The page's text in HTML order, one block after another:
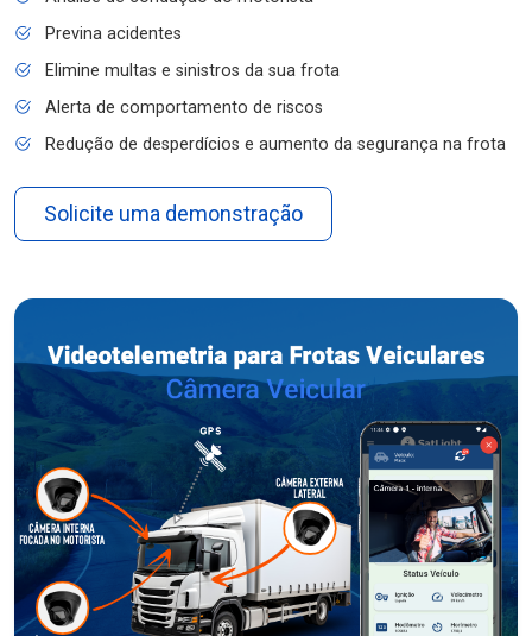
Previna acidentes
Elimine multas e sinistros da sua frota
Alerta de comportamento de riscos
Redução de desperdícios e aumento da segurança na frota
Solicite uma demonstração